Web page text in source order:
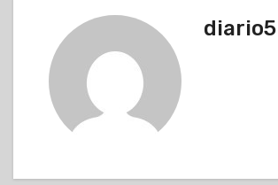
diario5